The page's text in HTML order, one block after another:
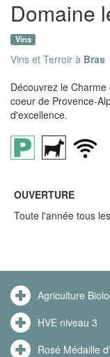
Domaine
Vins
Vins et Terroir à Bras
Découvrez le
coeur de Provence-
d'excellence.
OUVERTURE
Toute l'année tous
Agriculture
HVE niveau 3
Rosé Médaille